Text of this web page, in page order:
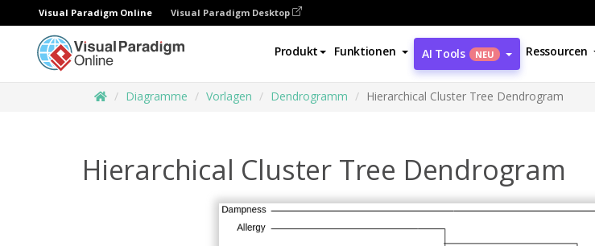
Visual Paradigm Online Visual Paradigm Desktop
Produkt Funktionen AI Tools NEU Ressourcen
Diagramme Vorlagen Dendrogramm Hierarchical Cluster Tree Dendrogram
Hierarchical Cluster Tree Dendrogram